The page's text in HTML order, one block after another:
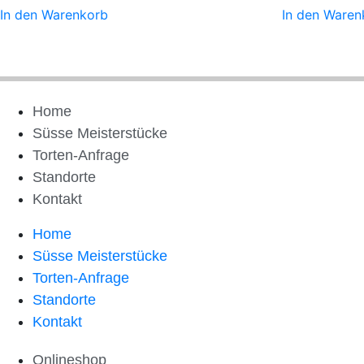
In den Warenkorb In den
Home
Süsse Meisterstücke
Torten-Anfrage
Standorte
Kontakt
Home
Süsse Meisterstücke
Torten-Anfrage
Standorte
Kontakt
Onlineshop